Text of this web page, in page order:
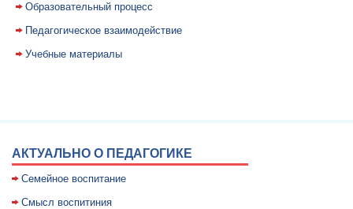
Образовательный процесс
Педагогическое взаимодействие
Учебные материалы
АКТУАЛЬНО О ПЕДАГОГИКЕ
Семейное воспитание
Смысл воспитиния